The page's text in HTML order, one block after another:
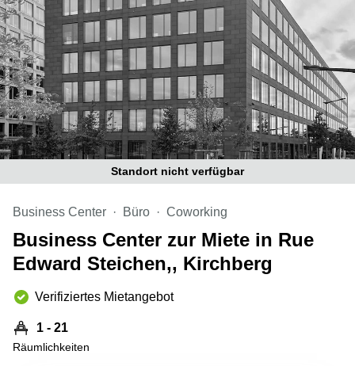
Bureaux
Sandweiler
Bureaux
Luxembourg
Centres
d’affaires
Bertrange
Centres
Esch-
Centres
d’affaires
Sandweiler
Standort nicht verfügbar
Business Center Büro Coworking
Business Center zur Miete in Rue
Edward Steichen,, Kirchberg
Verifiziertes Mietangebot
1 - 21
Räumlichkeiten